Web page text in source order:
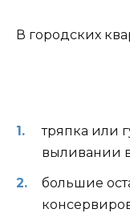
В городских
тряпка или
выливании
большие